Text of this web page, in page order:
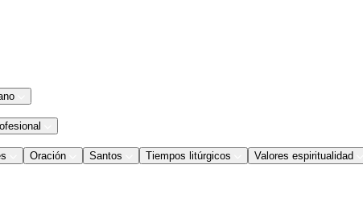
Oración Santos Tiempos litúrgicos Valores espiritualidad